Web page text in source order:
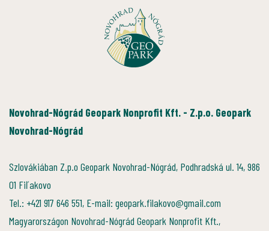
Novohrad-Nógrád Geopark Nonprofit Kft. - Z.p.o. Geopark
Novohrad-Nógrád
Szlovákiában Z.p.o Geopark Novohrad-Nógrád, Podhradská ul. 14, 986
01 Fiľakovo
Tel.: +421 917 646 551, E-mail: geopark.filakovo@gmail.com
Magyarországon Novohrad-Nógrád Geopark Nonprofit Kft.,